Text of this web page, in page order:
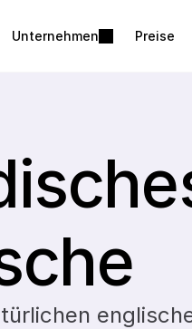
Unternehmen Preise